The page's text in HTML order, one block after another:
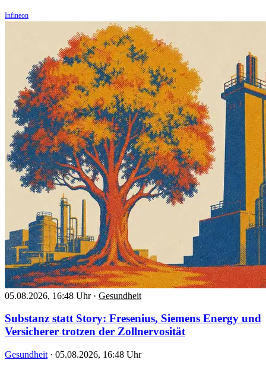
Infineon
05.08.2026, 16:48 Uhr · Gesundheit
Substanz statt Story: Fresenius, Siemens Energy und
Versicherer trotzen der Zollnervosität
Gesundheit · 05.08.2026, 16:48 Uhr